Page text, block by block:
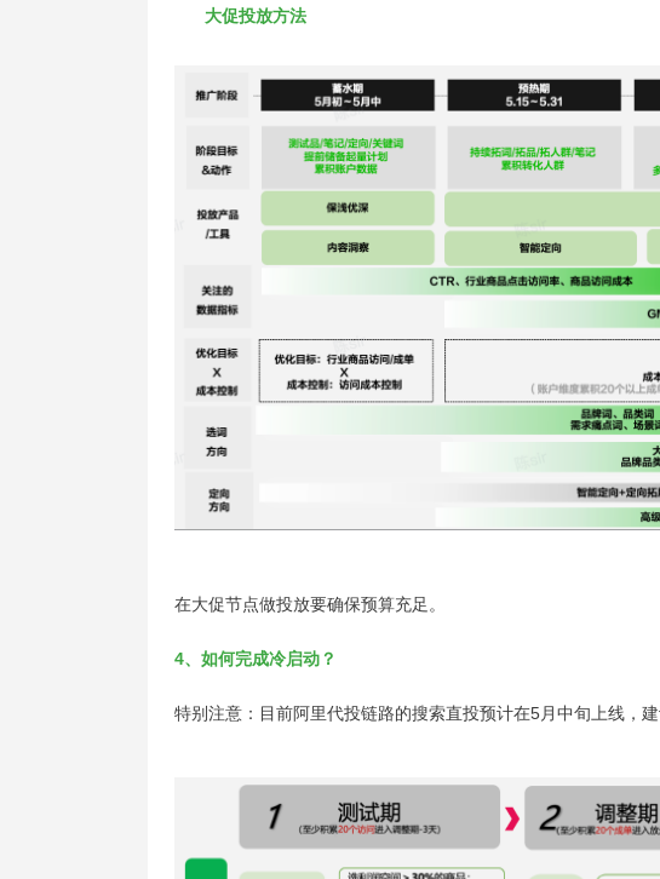
大促投放方法
在大促节点做投放要确保预算充足。
4、如何完成冷启动 ？
特别注意：目前阿里代投链路的搜索直投预计在5月中旬上线，